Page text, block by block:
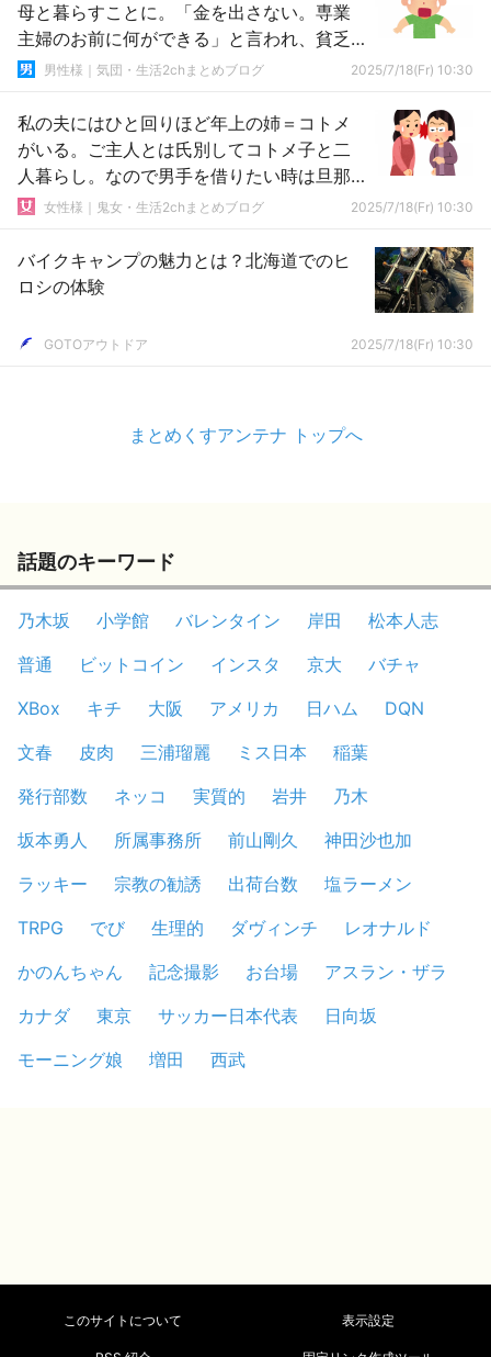
母と暮らすことに。「金を出さない。専業
主婦のお前に何ができる」と言われ、貧乏
生活を覚悟していたが…
男性様｜気団・生活2chまとめブログ 2025/7/18(Fr) 10:30
私の夫にはひと回りほど年上の姉＝コトメ
がいる。ご主人とは氏別してコトメ子と二
人暮らし。なので男手を借りたい時は旦那
が手伝いに行ってたりするんだけど…
女性様｜鬼女・生活2chまとめブログ 2025/7/18(Fr) 10:30
バイクキャンプの魅力とは？北海道でのヒ
ロシの体験
GOTOアウトドア 2025/7/18(Fr) 10:30
まとめくすアンテナ トップへ
話題のキーワード
乃木坂 小学館 バレンタイン 岸田
松本人志
普通
ビットコイン インスタ 京大
バチャ
XBox
キチ 大阪 アメリカ 日ハム
DQN
文春
皮肉 三浦瑠麗 ミス日本
稲葉
発行部数
ネッコ 実質的 岩井
乃木
坂本勇人
所属事務所 前山剛久
神田沙也加
ラッキー
宗教の勧誘 出荷台数
塩ラーメン
TRPG
でび 生理的 ダヴィンチ
レオナルド
かのんちゃん
記念撮影 お台場
アスラン・ザラ
カナダ
東京 サッカー日本代表
日向坂
モーニング娘
増田 西武
このサイトについて 表示設定